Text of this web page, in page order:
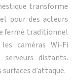
transforme
pour des acteurs
fermé traditionnel
caméras Wi-Fi
distants.
d’attaque.